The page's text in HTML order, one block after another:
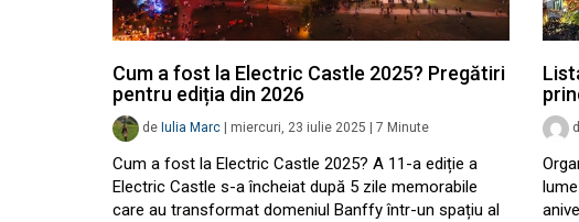
Cum a fost la Electric Castle 2025? Pregătiri
pentru ediția din 2026
de Iulia Marc miercuri, 23 iulie 2025 7 Minute
Cum a fost la Electric Castle 2025? A 11-a ediție a
Electric Castle s-a încheiat după 5 zile memorabile
care au transformat domeniul Banffy într-un spațiu al